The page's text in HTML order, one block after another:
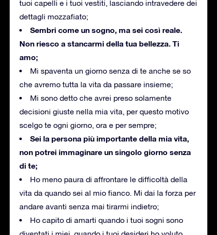
tuoi capelli e i tuoi vestiti, lasciando intravedere dei
dettagli mozzafiato;
Sembri come un sogno, ma sei così reale.
Non riesco a stancarmi della tua bellezza. Ti
amo;
Mi spaventa un giorno senza di te anche se so
che avremo tutta la vita da passare insieme;
Mi sono detto che avrei preso solamente
decisioni giuste nella mia vita, per questo motivo
scelgo te ogni giorno, ora e per sempre;
Sei la persona più importante della mia vita,
non potrei immaginare un singolo giorno senza
di te;
Ho meno paura di affrontare le difficoltà della
vita da quando sei al mio fianco. Mi dai la forza per
andare avanti senza mai tirarmi indietro;
Ho capito di amarti quando i tuoi sogni sono